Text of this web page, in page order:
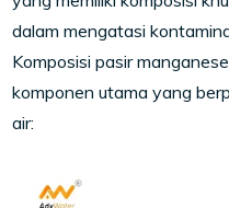
dalam mengatasi
Komposisi pasir
komponen utama yang
air: